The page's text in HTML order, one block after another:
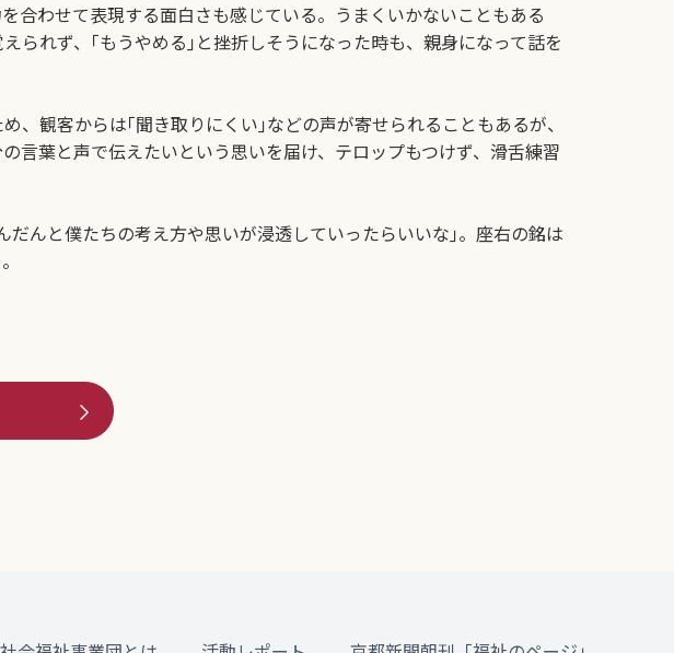
合わせて表現する面白さも感じている。うまくいかないこともある
られず、｢もうやめる｣と挫折しそうになった時も、親身になって話を
観客からは｢聞き取りにくい｣などの声が寄せられることもあるが、
言葉と声で伝えたいという思いを届け、テロップもつけず、滑舌練習
んと僕たちの考え方や思いが浸透していったらいいな｣。座右の銘は